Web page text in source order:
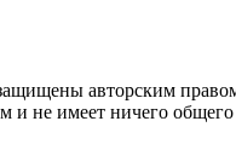
авторским
не имеет ничего